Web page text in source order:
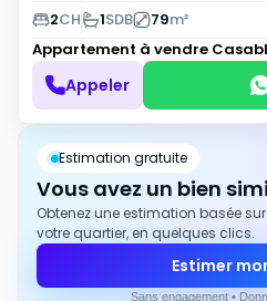
2CH 1SDB 79m²
Appartement à vendre
Appeler
Estimation gratuite
Vous avez un bien
Obtenez une estimation basée
votre quartier, en quelques clics.
Estimer
Sans engagement •